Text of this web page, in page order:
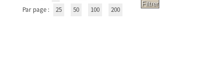
Par page :
25 50 100 200